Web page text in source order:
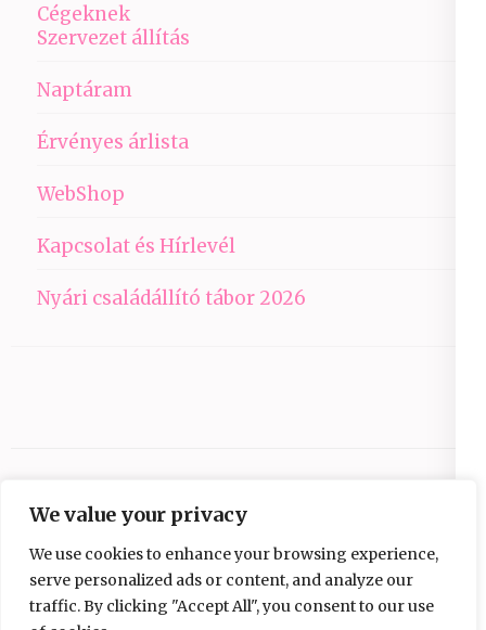
We value your privacy
We use cookies to enhance your browsing experience,
serve personalized ads or content, and analyze our
traffic. By clicking "Accept All", you consent to our use
Cégeknek
Szervezet állítás
Naptáram
Érvényes árlista
WebShop
Kapcsolat és Hírlevél
Nyári családállító tábor 2026
Copyright © 2026Ezüst-Híd. Elegant Pink